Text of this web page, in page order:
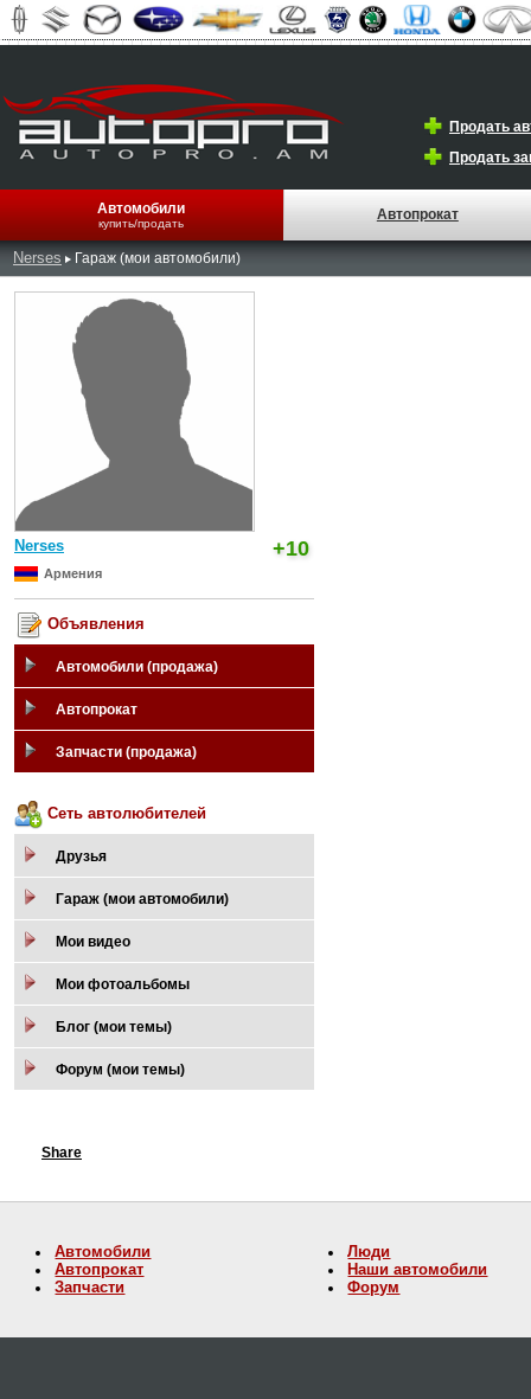
Продать
Продать
Автомобили
купить/продать
Автопрокат
Nerses Гараж (мои автомобили)
Nerses +10
Армения
Объявления
Автомобили (продажа)
Автопрокат
Запчасти (продажа)
Сеть автолюбителей
Друзья
Гараж (мои автомобили)
Мои видео
Мои фотоальбомы
Блог (мои темы)
Форум (мои темы)
Share
Автомобили
Автопрокат
Запчасти
Люди
Наши автомобили
Форум